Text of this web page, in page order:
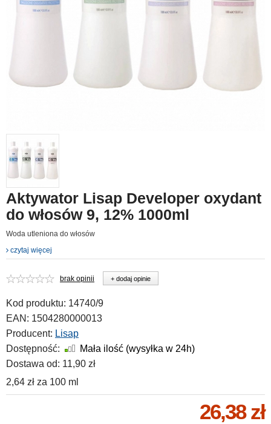
Aktywator Lisap Developer oxydant
do włosów 9, 12% 1000ml
Woda utleniona do włosów
czytaj więcej
brak opinii + dodaj opinie
Kod produktu: 14740/9
EAN: 1504280000013
Producent: Lisap
Dostępność:
Mała ilość (wysyłka w 24h)
Dostawa od: 11,90 zł
2,64 zł za 100 ml
26,38 zł